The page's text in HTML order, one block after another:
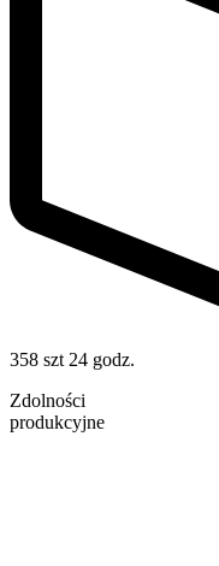
358 szt24 godz.
Zdolności
produkcyjne